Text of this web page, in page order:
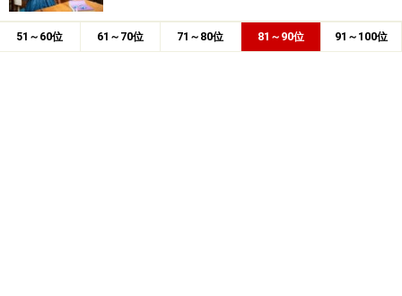
51～60位 61～70位 71～80位 81～90位 91～100位